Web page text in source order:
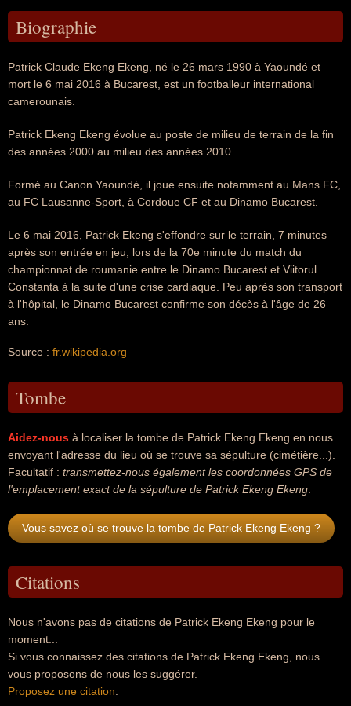
Biographie
Patrick Claude Ekeng Ekeng, né le 26 mars 1990 à Yaoundé et
mort le 6 mai 2016 à Bucarest, est un footballeur international
camerounais.
Patrick Ekeng Ekeng évolue au poste de milieu de terrain de la fin
des années 2000 au milieu des années 2010.
Formé au Canon Yaoundé, il joue ensuite notamment au Mans FC,
au FC Lausanne-Sport, à Cordoue CF et au Dinamo Bucarest.
Le 6 mai 2016, Patrick Ekeng s'effondre sur le terrain, 7 minutes
après son entrée en jeu, lors de la 70e minute du match du
championnat de roumanie entre le Dinamo Bucarest et Viitorul
Constanta à la suite d'une crise cardiaque. Peu après son transport
à l'hôpital, le Dinamo Bucarest confirme son décès à l'âge de 26
ans.
Source : fr.wikipedia.org
Tombe
Aidez-nous à localiser la tombe de Patrick Ekeng Ekeng en nous
envoyant l'adresse du lieu où se trouve sa sépulture (cimétière...).
Facultatif : transmettez-nous également les coordonnées GPS de
l'emplacement exact de la sépulture de Patrick Ekeng Ekeng
Vous savez où se trouve la tombe de Patrick Ekeng Ekeng ?
Citations
Nous n'avons pas de citations de Patrick Ekeng Ekeng pour le
moment...
Si vous connaissez des citations de Patrick Ekeng Ekeng, nous
vous proposons de nous les suggérer.
Proposez une citation